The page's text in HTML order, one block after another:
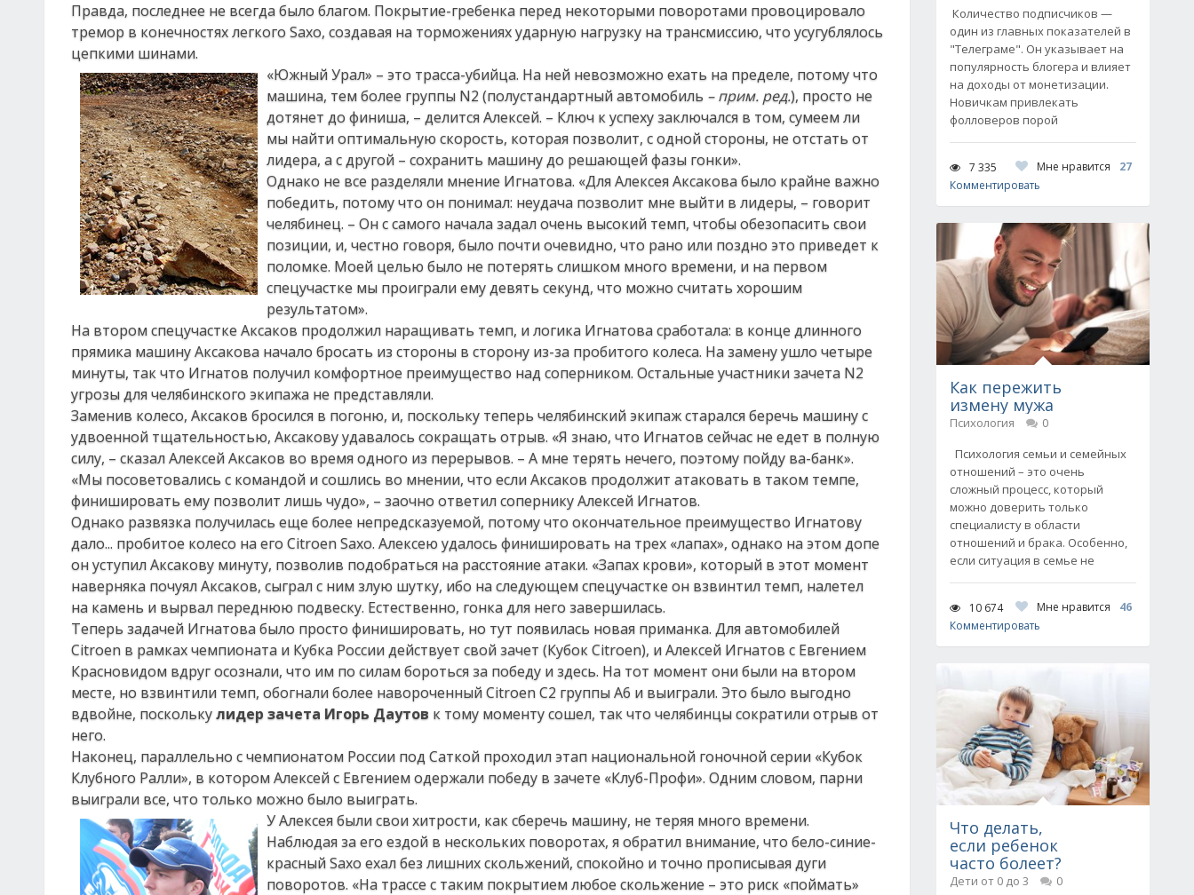
Правда, последнее не всегда было благом. Покрытие-гребенка перед некоторыми поворотами провоцировало
тремор в конечностях легкого Saxo, создавая на торможениях ударную нагрузку на трансмиссию, что усугублялось
цепкими шинами.
«Южный Урал» – это трасса-убийца. На ней невозможно ехать на пределе, потому что
машина, тем более группы N2 (полустандартный автомобиль – прим. ред.), просто не
дотянет до финиша, – делится Алексей. – Ключ к успеху заключался в том, сумеем ли
мы найти оптимальную скорость, которая позволит, с одной стороны, не отстать от
лидера, а с другой – сохранить машину до решающей фазы гонки».
Однако не все разделяли мнение Игнатова. «Для Алексея Аксакова было крайне важно
победить, потому что он понимал: неудача позволит мне выйти в лидеры, – говорит
челябинец. – Он с самого начала задал очень высокий темп, чтобы обезопасить свои
позиции, и, честно говоря, было почти очевидно, что рано или поздно это приведет к
поломке. Моей целью было не потерять слишком много времени, и на первом
спецучастке мы проиграли ему девять секунд, что можно считать хорошим
результатом».
На втором спецучастке Аксаков продолжил наращивать темп, и логика Игнатова сработала: в конце длинного
прямика машину Аксакова начало бросать из стороны в сторону из-за пробитого колеса. На замену ушло четыре
минуты, так что Игнатов получил комфортное преимущество над соперником. Остальные участники зачета N2
угрозы для челябинского экипажа не представляли.
Заменив колесо, Аксаков бросился в погоню, и, поскольку теперь челябинский экипаж старался беречь машину с
удвоенной тщательностью, Аксакову удавалось сокращать отрыв. «Я знаю, что Игнатов сейчас не едет в полную
силу, – сказал Алексей Аксаков во время одного из перерывов. – А мне терять нечего, поэтому пойду ва-банк».
«Мы посоветовались с командой и сошлись во мнении, что если Аксаков продолжит атаковать в таком темпе,
финишировать ему позволит лишь чудо», – заочно ответил сопернику Алексей Игнатов.
Однако развязка получилась еще более непредсказуемой, потому что окончательное преимущество Игнатову
дало... пробитое колесо на его Citroen Saxo. Алексею удалось финишировать на трех «лапах», однако на этом допе
он уступил Аксакову минуту, позволив подобраться на расстояние атаки. «Запах крови», который в этот момент
наверняка почуял Аксаков, сыграл с ним злую шутку, ибо на следующем спецучастке он взвинтил темп, налетел
на камень и вырвал переднюю подвеску. Естественно, гонка для него завершилась.
Теперь задачей Игнатова было просто финишировать, но тут появилась новая приманка. Для автомобилей
Citroen в рамках чемпионата и Кубка России действует свой зачет (Кубок Citroen), и Алексей Игнатов с Евгением
Красновидом вдруг осознали, что им по силам бороться за победу и здесь. На тот момент они были на втором
месте, но взвинтили темп, обогнали более навороченный Citroen C2 группы А6 и выиграли. Это было выгодно
вдвойне, посколькулидер зачета Игорь Даутов к тому моменту сошел, так что челябинцы сократили отрыв от
него.
Наконец, параллельно с чемпионатом России под Саткой проходил этап национальной гоночной серии «Кубок
Клубного Ралли», в котором Алексей с Евгением одержали победу в зачете «Клуб-Профи». Одним словом, парни
выиграли все, что только можно было выиграть.
У Алексея были свои хитрости, как сберечь машину, не теряя много времени.
Наблюдая за его ездой в нескольких поворотах, я обратил внимание, что бело-синие-
красный Saxo ехал без лишних скольжений, спокойно и точно прописывая дуги
поворотов. «На трассе с таким покрытием любое скольжение – это риск «поймать»
Количество подписчиков —
один из главных показателей в
"Телеграме". Он указывает на
популярность блогера и влияет
на доходы от монетизации.
Новичкам привлекать
фолловеров порой
7 335 Мне нравится
27
Комментировать
Как пережить
измену мужа
Психология
0
Психология семьи и семейных
отношений – это очень
сложный процесс, который
можно доверить только
специалисту в области
отношений и брака. Особенно,
если ситуация в семье не
10 674 Мне нравится
46
Комментировать
Что делать,
если ребенок
часто болеет?
Дети от 0 до 3
0